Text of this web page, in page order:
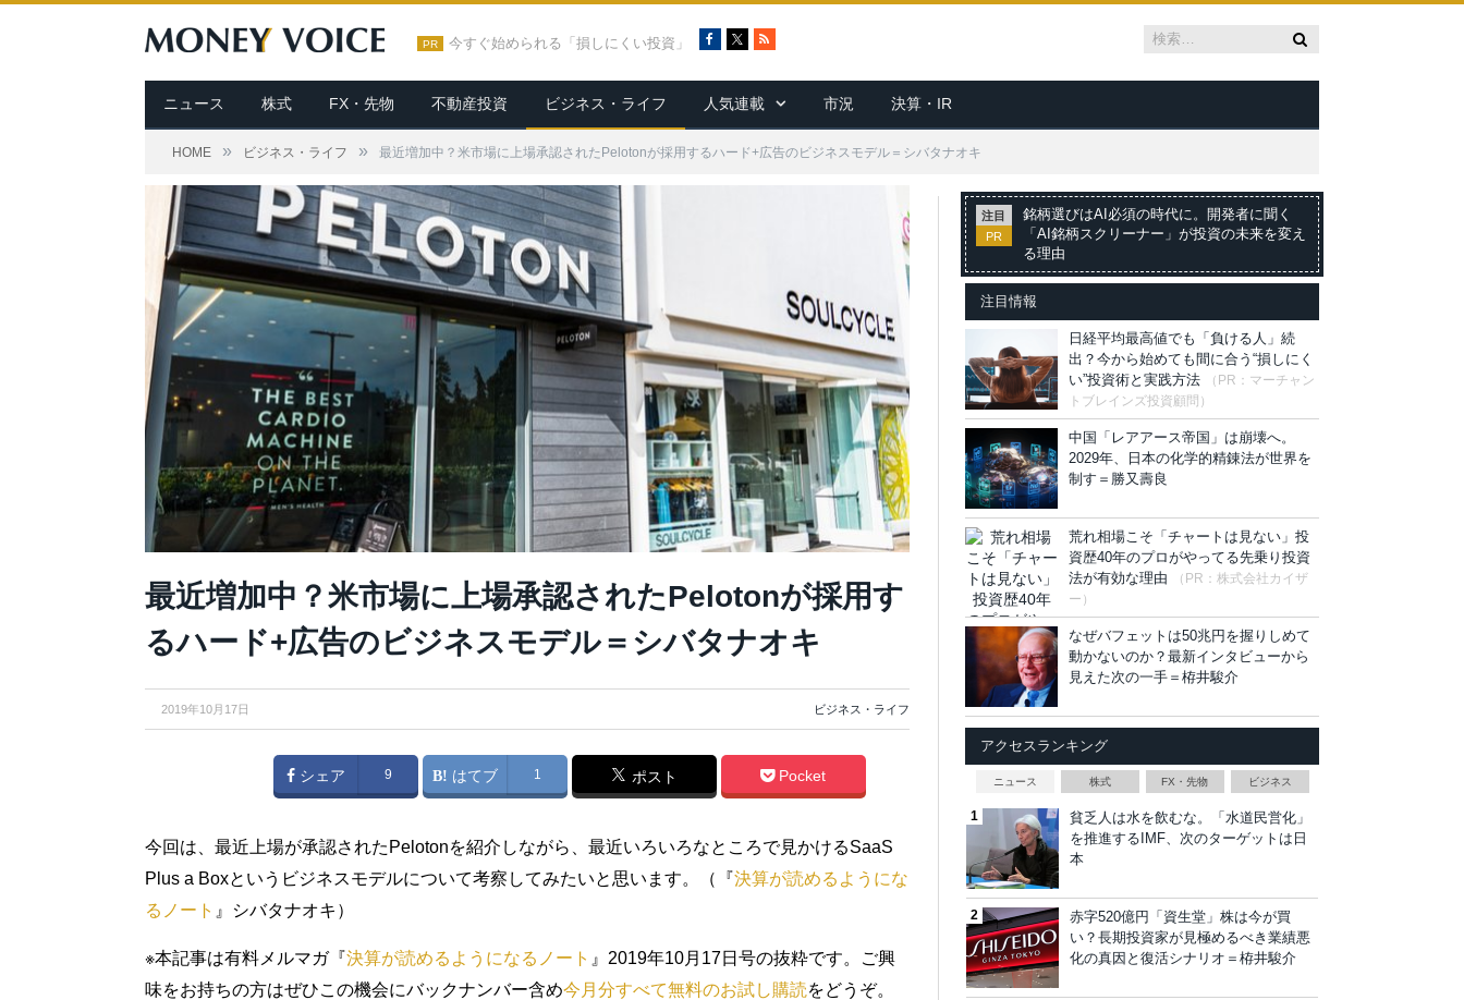
PR 今すぐ始められる「損しにくい投資」
c
e
b
o
R
S
ニュース 株式 FX・先物 不動産投資 ビジネス・ライフ 人気連載 市況 決算・IR
HOME » ビジネス・ライフ » 最近増加中？米市場に上場承認されたPelotonが採用するハード+広告のビジネスモデル＝シバタナオキ
最近増加中？米市場に上場承認されたPelotonが採用す
るハード+広告のビジネスモデル＝シバタナオキ
2019年10月17日 ビジネス・ライフ
シェア 9 はてブ 1 ポスト Pocket
今回は、最近上場が承認されたPelotonを紹介しながら、最近いろいろなところで見かけるSaaS
Plus a Boxというビジネスモデルについて考察してみたいと思います。（『決算が読めるようにな
るノート 』シバタナオキ）
※本記事は有料メルマガ『決算が読めるようになるノート 』2019年10月17日号の抜粋です。ご興
味をお持ちの方はぜひこの機会にバックナンバー含め今月分すべて無料のお試し購読をどうぞ。
注目
PR
銘柄選びはAI必須の時代に。開発者に聞く
「AI銘柄スクリーナー」が投資の未来を変え
る理由
注目情報
日経平均最高値でも「負ける人」続
出？今から始めても間に合う“損しにく
い”投資術と実践方法
（PR：マーチャン
トブレインズ投資顧問）
中国「レアアース帝国」は崩壊へ。
2029年、日本の化学的精錬法が世界を
制す＝勝又壽良
荒れ相場こそ「チャートは見ない」投
資歴40年のプロがやってる先乗り投資
法が有効な理由
（PR：株式会社カイザ
ー）
なぜバフェットは50兆円を握りしめて
動かないのか？最新インタビューから
見えた次の一手＝栫井駿介
アクセスランキング
ニュース 株式 FX・先物 ビジネス
貧乏人は水を飲むな。「水道民営化」
を推進するIMF、次のターゲットは日
本
赤字520億円「資生堂」株は今が買
い？長期投資家が見極めるべき業績悪
化の真因と復活シナリオ＝栫井駿介